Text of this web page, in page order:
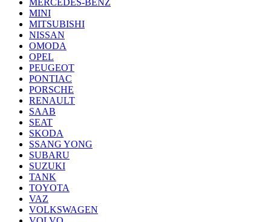
MINI
MITSUBISHI
NISSAN
OMODA
OPEL
PEUGEOT
PONTIAC
PORSCHE
RENAULT
SAAB
SEAT
SKODA
SSANG YONG
SUBARU
SUZUKI
TANK
TOYOTA
VAZ
VOLKSWAGEN